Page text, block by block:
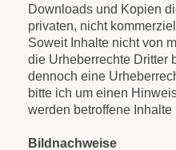
Downloads und Kopien
privaten, nicht
Soweit Inhalte nicht von
die Urheberrechte Dritter
dennoch eine
bitte ich um einen
werden betroffene Inhalte
Bildnachweise